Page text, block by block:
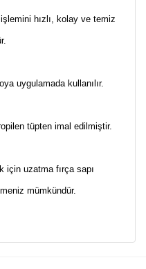
hızlı, kolay ve temiz
uygulamada kullanılır.
tüpten imal edilmiştir.
için uzatma fırça sapı
mümkündür.